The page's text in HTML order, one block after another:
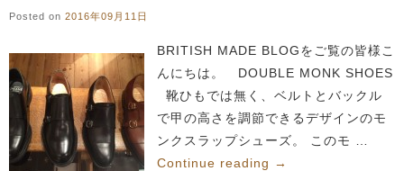
Posted on 2016年09月11日
BRITISH MADE BLOGをご覧の皆様こ
んにちは。 DOUBLE MONK SHOES
靴ひもでは無く、ベルトとバックル
で甲の高さを調節できるデザインのモ
ンクスラップシューズ。 このモ …
Continue reading →